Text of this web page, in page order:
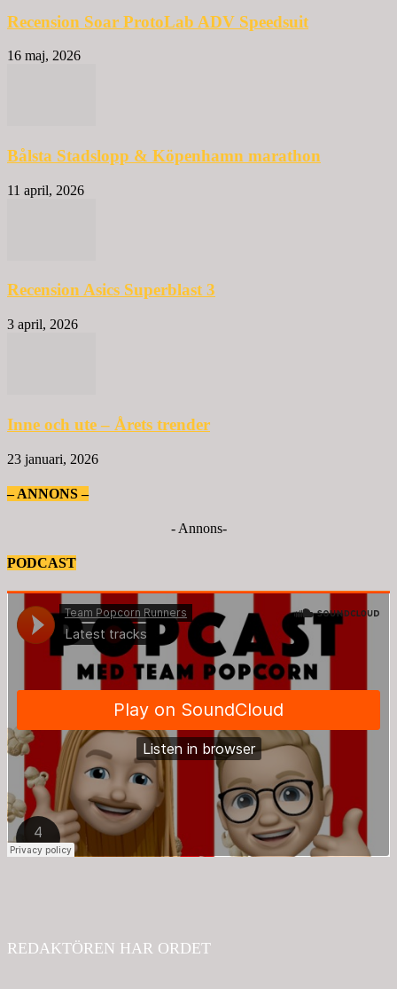
Recension Soar ProtoLab ADV Speedsuit
16 maj, 2026
Bålsta Stadslopp & Köpenhamn marathon
11 april, 2026
Recension Asics Superblast 3
3 april, 2026
Inne och ute – Årets trender
23 januari, 2026
– ANNONS –
- Annons-
PODCAST
REDAKTÖREN HAR ORDET